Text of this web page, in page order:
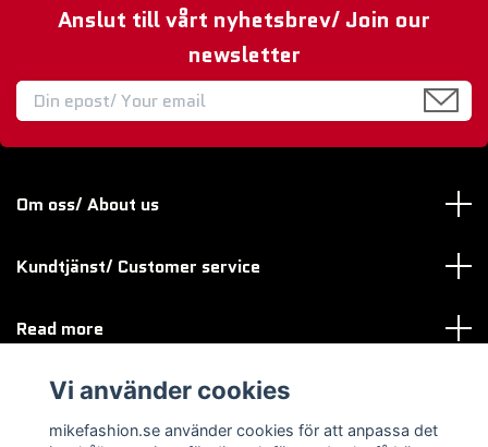
Anslut till vårt nyhetsbrev/ Join our
newsletter
Om oss/ About us
Kundtjänst/ Customer service
Read more
Sociala medier
Vi använder cookies
mikefashion.se använder cookies för att anpassa det